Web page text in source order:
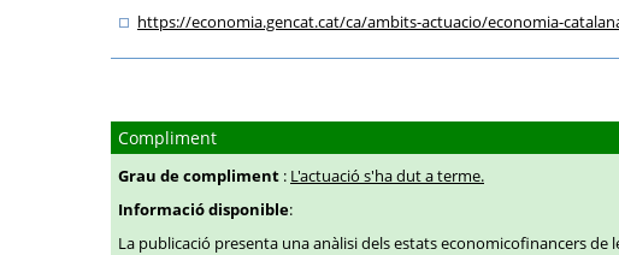
https://economia.gencat.cat/ca/ambits-actuacio/economia-
Compliment
Grau de compliment : L'actuació s'ha dut a terme.
Informació disponible:
La publicació presenta una anàlisi dels estats economicofinancers